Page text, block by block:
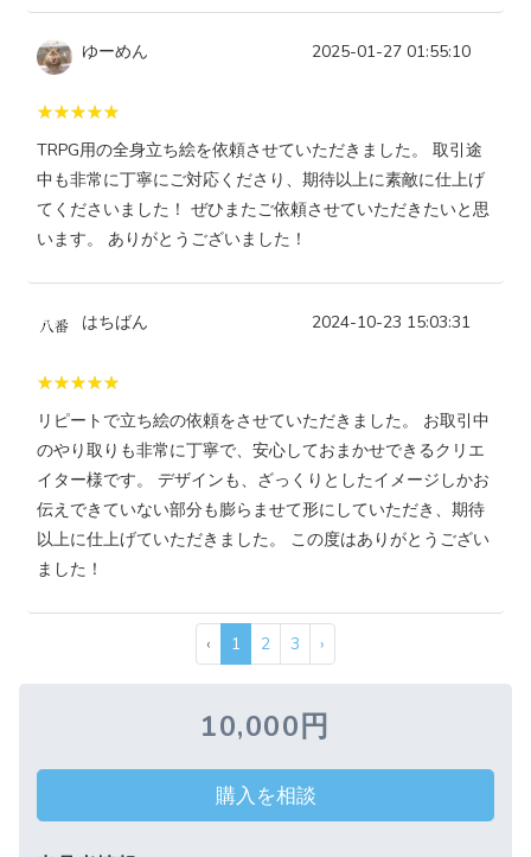
ゆーめん 2025-01-27 01:55:10
TRPG用の全身立ち絵を依頼させていただきました。 取引途
中も非常に丁寧にご対応くださり、期待以上に素敵に仕上げ
てくださいました！ ぜひまたご依頼させていただきたいと思
います。 ありがとうございました！
はちばん 2024-10-23 15:03:31
リピートで立ち絵の依頼をさせていただきました。 お取引中
のやり取りも非常に丁寧で、安心しておまかせできるクリエ
イター様です。 デザインも、ざっくりとしたイメージしかお
伝えできていない部分も膨らませて形にしていただき、期待
以上に仕上げていただきました。 この度はありがとうござい
ました！
‹ 1 2 3 ›
10,000円
購入を相談